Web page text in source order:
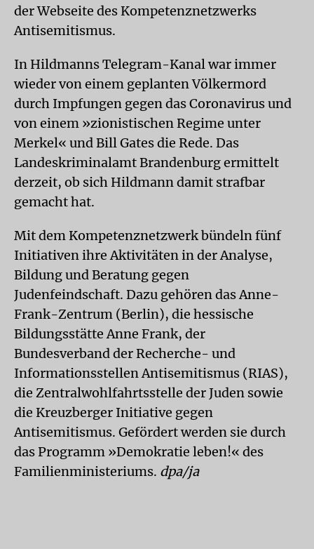
der Webseite des Kompetenznetzwerks
Antisemitismus.
In Hildmanns Telegram-Kanal war immer
wieder von einem geplanten Völkermord
durch Impfungen gegen das Coronavirus und
von einem »zionistischen Regime unter
Merkel« und Bill Gates die Rede. Das
Landeskriminalamt Brandenburg ermittelt
derzeit, ob sich Hildmann damit strafbar
gemacht hat.
Mit dem Kompetenznetzwerk bündeln fünf
Initiativen ihre Aktivitäten in der Analyse,
Bildung und Beratung gegen
Judenfeindschaft. Dazu gehören das Anne-
Frank-Zentrum (Berlin), die hessische
Bildungsstätte Anne Frank, der
Bundesverband der Recherche- und
Informationsstellen Antisemitismus (RIAS),
die Zentralwohlfahrtsstelle der Juden sowie
die Kreuzberger Initiative gegen
Antisemitismus. Gefördert werden sie durch
das Programm »Demokratie leben!« des
Familienministeriums. dpa/ja